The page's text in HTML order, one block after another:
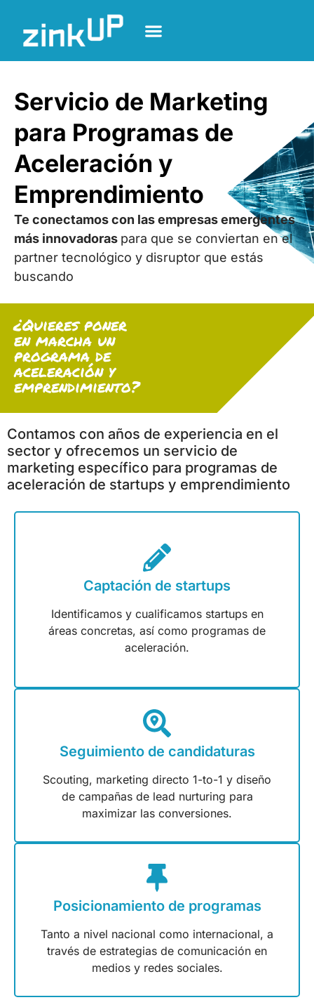
Servicio de Marketing
para Programas de
Aceleración y
Emprendimiento
Te conectamos con las empresas emergentes
más innovadoras para que se conviertan en el
partner tecnológico y disruptor que estás
buscando
¿Quieres poner
en marcha un
programa de
aceleración y
emprendimiento?
Contamos con años de experiencia en el
sector y ofrecemos un servicio de
marketing específico para programas de
aceleración de startups y emprendimiento
Captación de startups
Identificamos y cualificamos startups en
áreas concretas, así como programas de
aceleración.
Seguimiento de candidaturas
Scouting, marketing directo 1-to-1 y diseño
de campañas de lead nurturing para
maximizar las conversiones.
Posicionamiento de programas
Tanto a nivel nacional como internacional, a
través de estrategias de comunicación en
medios y redes sociales.